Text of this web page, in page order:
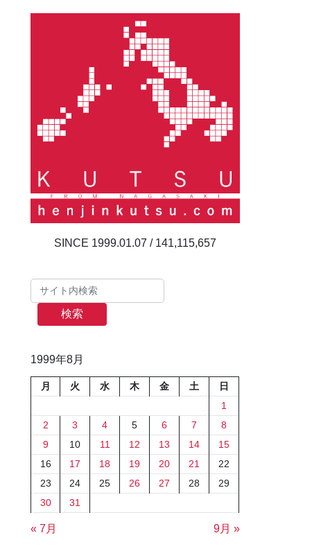
141,115,657
検索
1999年8月
月 火 水 木 金 土
日
1
2
3 4 5 6 7
8
9
10 11 12 13 14
15
16
17 18 19 20 21
22
23
24 25 26 27 28
29
30
31
« 7月 9月 »